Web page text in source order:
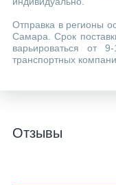
Отправка в регионы
Самара. Срок
варьироваться от
транспортных
Отзывы